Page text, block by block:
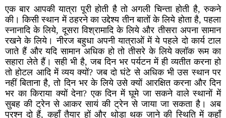
एक बार आपकी यात्रा पूरी होती है तो अगली चिन्ता होती है, रुकने
की। किसी स्थान में ठहरने का उद्देश्य तीन बातों के लिये होता है, पहला
स्नानादि के लिये, दूसरा विश्रामादि के लिये और तीसरा अपना सामान
रखने के लिये। नीरज बहुधा अपनी यात्राओं में ये पहले दो कार्य टाल
जाते हैं और यदि सामान अधिक हो तो तीसरे के लिये क्लॉक रूम का
सहारा लेते हैं। सही भी है, जब दिन भर पर्यटन में ही व्यतीत करना हो
तो होटल आदि में व्यय क्यों? जब दो घंटे से अधिक भी उस स्थान पर
नहीं बिताना है, तो दिन भर के लिये उसे क्यों आरक्षित करना और दिन
भर का किराया क्यों देना? एक दिन में घूमे जा सकने वाले स्थानों में
सुबह की ट्रेन से आकर सायं की ट्रेन से जाया जा सकता है। अब
प्रश्न दो हैं, कहाँ तैयार हों और थोड़ा थक जाने की स्थिति में कहाँ